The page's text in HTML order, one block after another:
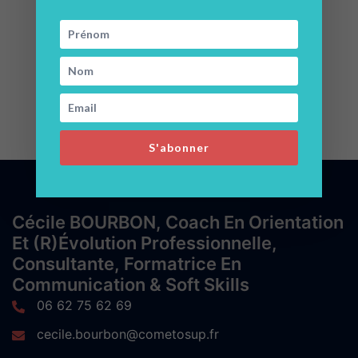
procédure d’admission vers le supérieur
Cécile BOURBON, Coach En Orientation
Et (r)évolution Professionnelle,
Consultante, Formatrice En
Communication & Soft Skills
06 62 75 62 69
cecile.bourbon@cometosup.fr
S'abonner